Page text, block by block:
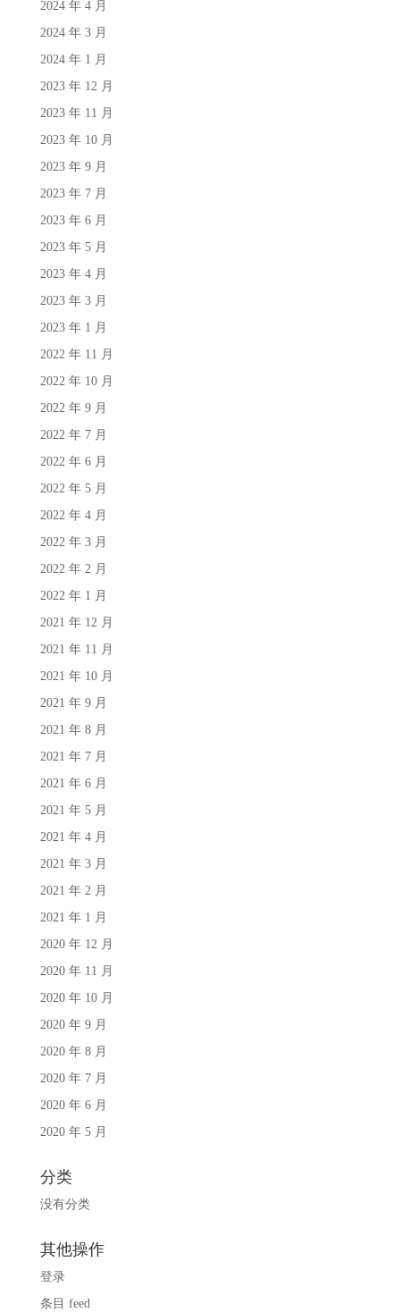
2024 年 4 月
2024 年 3 月
2024 年 1 月
2023 年 12 月
2023 年 11 月
2023 年 10 月
2023 年 9 月
2023 年 7 月
2023 年 6 月
2023 年 5 月
2023 年 4 月
2023 年 3 月
2023 年 1 月
2022 年 11 月
2022 年 10 月
2022 年 9 月
2022 年 7 月
2022 年 6 月
2022 年 5 月
2022 年 4 月
2022 年 3 月
2022 年 2 月
2022 年 1 月
2021 年 12 月
2021 年 11 月
2021 年 10 月
2021 年 9 月
2021 年 8 月
2021 年 7 月
2021 年 6 月
2021 年 5 月
2021 年 4 月
2021 年 3 月
2021 年 2 月
2021 年 1 月
2020 年 12 月
2020 年 11 月
2020 年 10 月
2020 年 9 月
2020 年 8 月
2020 年 7 月
2020 年 6 月
2020 年 5 月
分类
没有分类
其他操作
登录
条目 feed